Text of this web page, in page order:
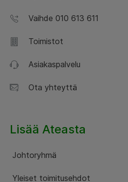
Vaihde 010 613 611
Toimistot
Asiakaspalvelu
Ota yhteyttä
Lisää Ateasta
Johtoryhmä
Yleiset toimitusehdot